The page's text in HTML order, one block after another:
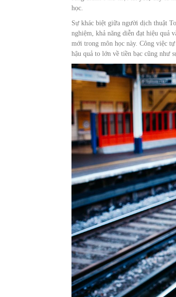
học.
Sự khác biệt giữa người dịch thuật
nghiệm, khả năng diễn đạt hiệu quả
mới trong môn học này. Công việc
hậu quả to lớn về tiền bạc cũng như